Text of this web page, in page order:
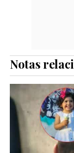
Notas